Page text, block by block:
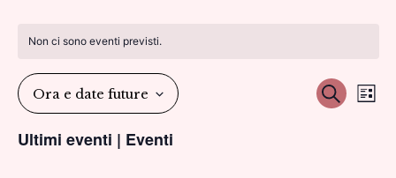
Non ci sono eventi previsti.
Cerca
Ora e date future
la
Ultimi eventi | Eventi